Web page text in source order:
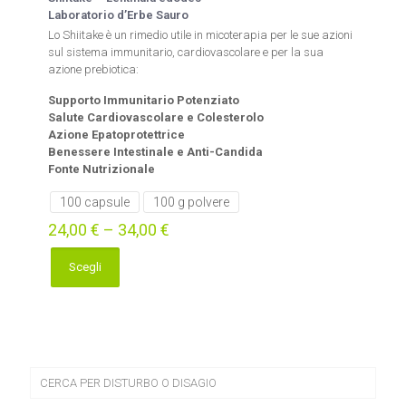
Laboratorio d’Erbe Sauro
Lo Shiitake è un rimedio utile in micoterapia per le sue azioni
sul sistema immunitario, cardiovascolare e per la sua
azione prebiotica:
Supporto Immunitario Potenziato
Salute Cardiovascolare e Colesterolo
Azione Epatoprotettrice
Benessere Intestinale e Anti-Candida
Fonte Nutrizionale
100 capsule 100 g polvere
24,00 € – 34,00 €
Scegli
Questo
prodotto
opzioni
CERCA PER DISTURBO O DISAGIO